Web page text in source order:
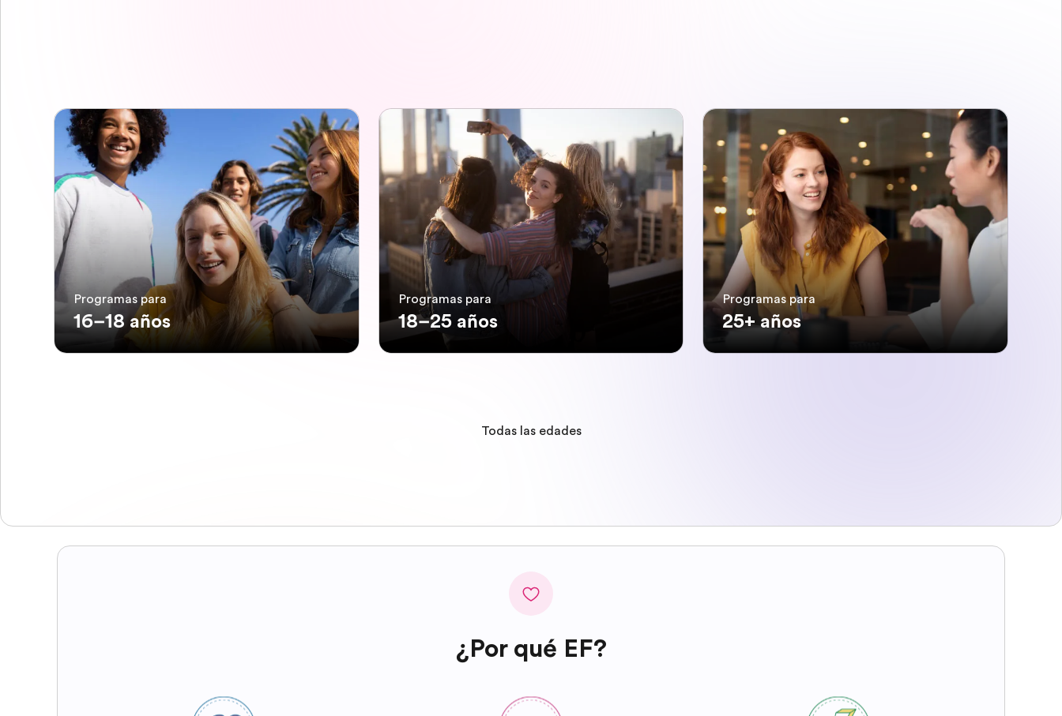
Programas para
16–18 años
Programas para
18–25 años
Programas para
25+ años
Todas las edades
¿Por qué EF?